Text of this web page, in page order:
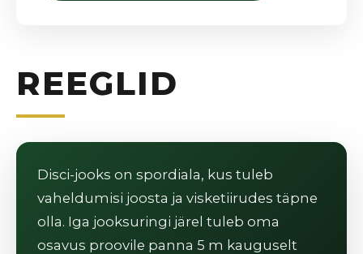
REEGLID
Disci-jooks on spordiala, kus tuleb
vaheldumisi joosta ja visketiirudes täpne
olla. Iga jooksuringi järel tuleb oma
osavus proovile panna 5 m kauguselt